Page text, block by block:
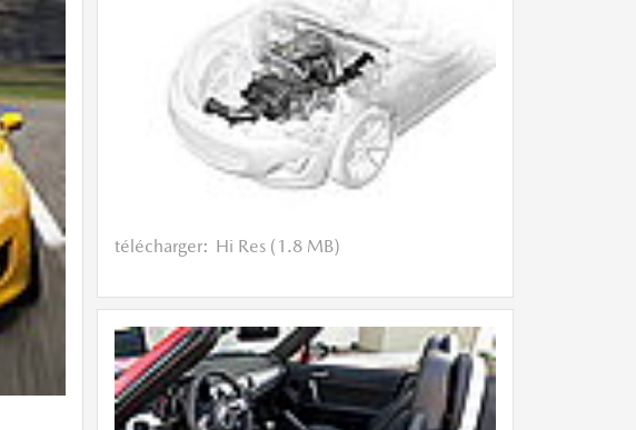
télécharger: Hi Res (1.8 MB)